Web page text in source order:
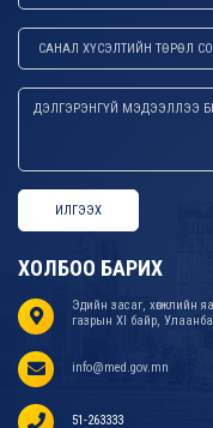
ИЛГЭЭХ
ХОЛБОО БАРИХ
Эдийн засаг, хөгжлийн
газрын XI байр,
info@med.gov.mn
51-263333